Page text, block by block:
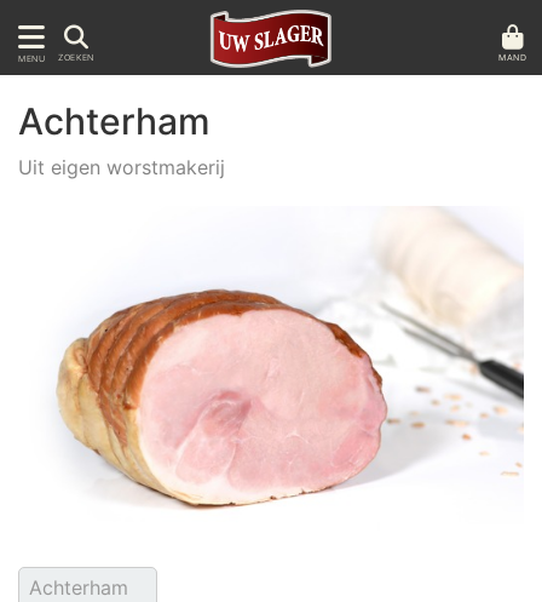
MENU ZOEKEN MAND
Achterham
Uit eigen worstmakerij
Achterham